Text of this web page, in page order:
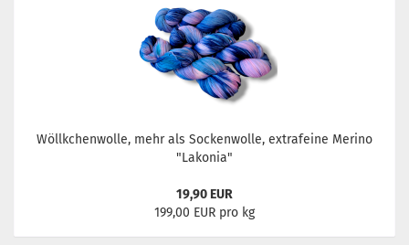
Wöllkchenwolle, mehr als Sockenwolle, extrafeine Merino
"Lakonia"
19,90 EUR
199,00 EUR pro kg